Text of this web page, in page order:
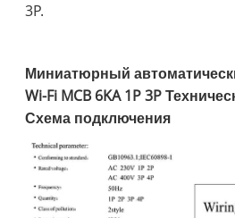
3P.
Миниатюрный
Wi-Fi MCB 6KA 1P 3P
Схема подключения